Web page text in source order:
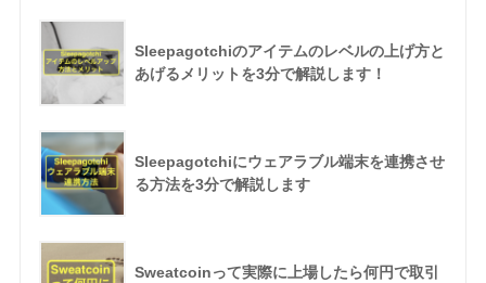
Sleepagotchiのアイテムのレベルの上げ方と
あげるメリットを3分で解説します！
Sleepagotchiにウェアラブル端末を連携させ
る方法を3分で解説します
Sweatcoinって実際に上場したら何円で取引